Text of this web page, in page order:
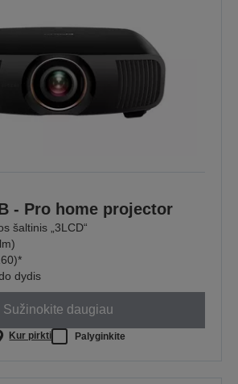
- Pro home projector
šaltinis „3LCD“
dydis
Sužinokite daugiau
Kur pirkti Palyginkite